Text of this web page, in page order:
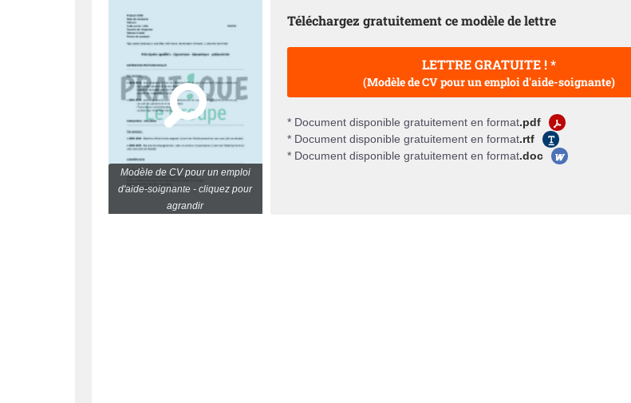
Modèle de CV pour un emploi
d'aide-soignante - cliquez pour
agrandir
Téléchargez gratuitement ce modèle de lettre
LETTRE GRATUITE ! *
(Modèle de CV pour un emploi d'aide-soignante)
* Document disponible gratuitement en format.pdf
* Document disponible gratuitement en format.rtf
* Document disponible gratuitement en format.doc